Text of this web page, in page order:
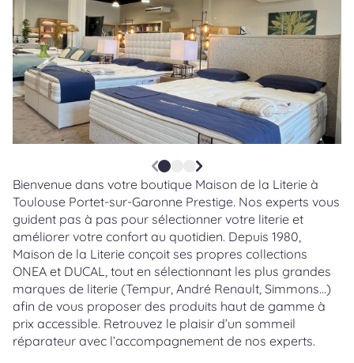
Bienvenue dans votre boutique Maison de la Literie à
Toulouse Portet-sur-Garonne Prestige. Nos experts vous
guident pas à pas pour sélectionner votre literie et
améliorer votre confort au quotidien. Depuis 1980,
Maison de la Literie conçoit ses propres collections
ONEA et DUCAL, tout en sélectionnant les plus grandes
marques de literie (Tempur, André Renault, Simmons…)
afin de vous proposer des produits haut de gamme à
prix accessible. Retrouvez le plaisir d’un sommeil
réparateur avec l’accompagnement de nos experts.